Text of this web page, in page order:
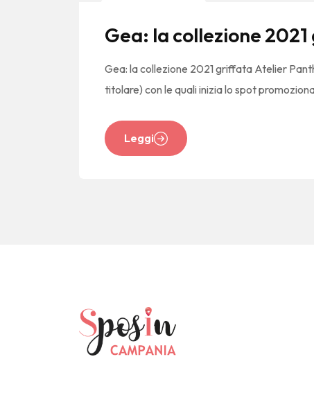
Gea: la collezione
Gea: la collezione 2021 griffata Atelier
titolare) con le quali inizia lo spot
Leggi